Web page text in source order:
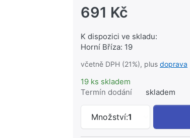
691 Kč
K dispozici ve skladu:
Horní Bříza: 19
včetně DPH (21%), plus doprava
19 ks skladem
Termín dodání
skladem
Množství:1